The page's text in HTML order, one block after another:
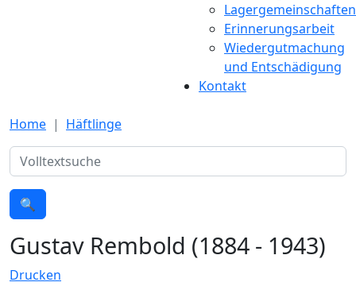
Lagergemeinschaften
Erinnerungsarbeit
Wiedergutmachung
und Entschädigung
Kontakt
Home
Häftlinge
Suche
🔍
Gustav Rembold (1884 - 1943)
Drucken